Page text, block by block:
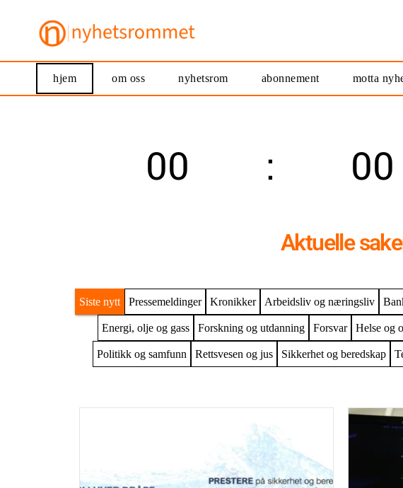
hjem om oss nyhetsrom abonnement motta
00 00
Aktuelle
Siste nytt Pressemeldinger Kronikker Arbeidsliv og næringsliv
Energi, olje og gass Forskning og utdanning Forsvar Helse og
Politikk og samfunn Rettsvesen og jus Sikkerhet og beredskap